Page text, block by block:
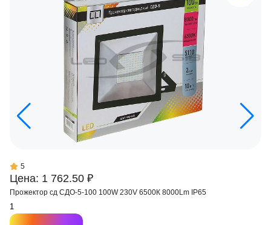
Цена: 1 762.50 ₽
5
Прожектор сд СДО-5-100 100W 230V 6500К 8000Lm IP65